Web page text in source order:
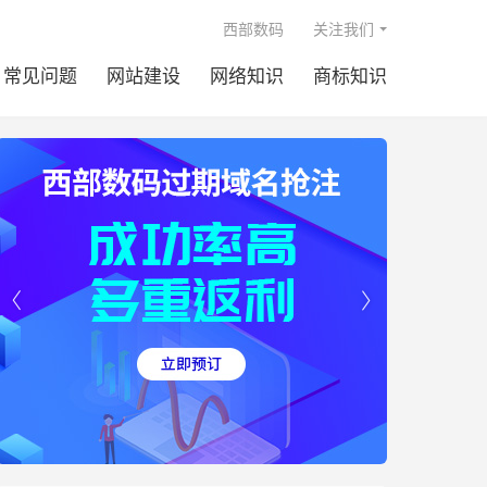
常见问题 网站建设 网络知识 商标知识
西部数码 关注我们

